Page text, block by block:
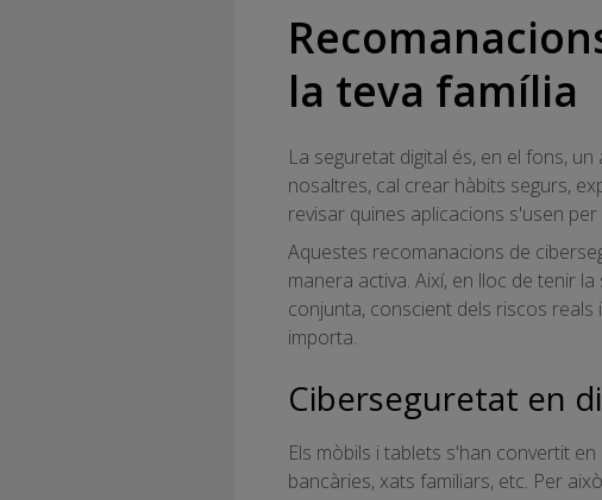
la teva família
La seguretat digital és, en el fons,
nosaltres, cal crear hàbits segurs,
revisar quines aplicacions s'usen
Aquestes recomanacions de
manera activa. Així, en lloc de tenir
conjunta, conscient dels riscos reals
importa.
Ciberseguretat en
Els mòbils i tablets s'han convertit
bancàries, xats familiars, etc. Per